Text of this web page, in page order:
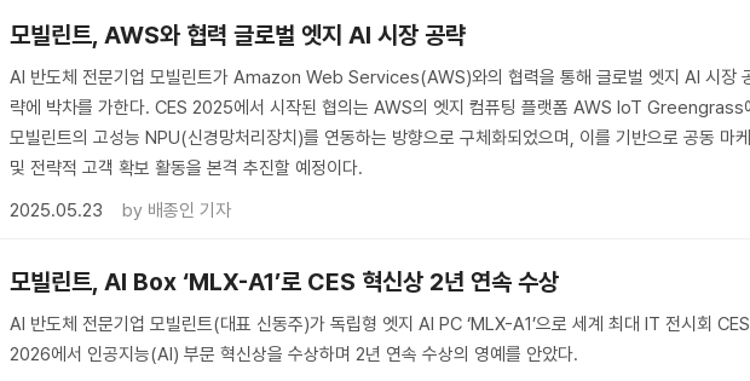
모빌린트, AWS와 협력 글로벌 엣지 AI 시장 공략
AI 반도체 전문기업 모빌린트가 Amazon Web Services(AWS)와의 협력을 통해 글로벌 엣지 AI 시장
략에 박차를 가한다. CES 2025에서 시작된 협의는 AWS의 엣지 컴퓨팅 플랫폼 AWS IoT Greengrass
모빌린트의 고성능 NPU(신경망처리장치)를 연동하는 방향으로 구체화되었으며, 이를 기반으로 공동 마
및 전략적 고객 확보 활동을 본격 추진할 예정이다.
2025.05.23
by 배종인 기자
모빌린트, AI Box ‘MLX-A1’로 CES 혁신상 2년 연속 수상
AI 반도체 전문기업 모빌린트(대표 신동주)가 독립형 엣지 AI PC ‘MLX-A1’으로 세계 최대 IT 전시회 CES
2026에서 인공지능(AI) 부문 혁신상을 수상하며 2년 연속 수상의 영예를 안았다.